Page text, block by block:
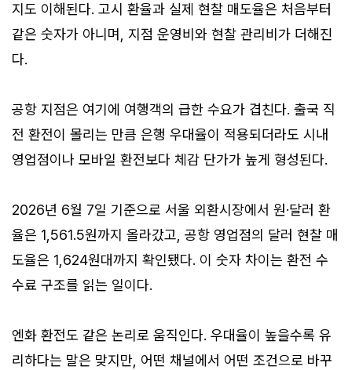
지도 이해된다. 고시 환율과 실제 현찰 매도율은 처음부터
같은 숫자가 아니며, 지점 운영비와 현찰 관리비가 더해진
다.
공항 지점은 여기에 여행객의 급한 수요가 겹친다. 출국 직
전 환전이 몰리는 만큼 은행 우대율이 적용되더라도 시내
영업점이나 모바일 환전보다 체감 단가가 높게 형성된다.
2026년 6월 7일 기준으로 서울 외환시장에서 원·달러 환
율은 1,561.5원까지 올라갔고, 공항 영업점의 달러 현찰 매
도율은 1,624원대까지 확인됐다. 이 숫자 차이는 환전 수
수료 구조를 읽는 일이다.
엔화 환전도 같은 논리로 움직인다. 우대율이 높을수록 유
리하다는 말은 맞지만, 어떤 채널에서 어떤 조건으로 바꾸